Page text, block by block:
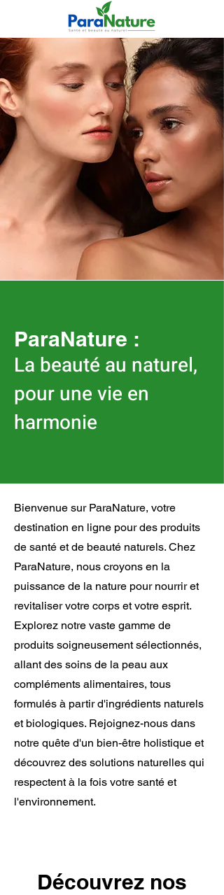
ParaNature :
La beauté au naturel,
pour une vie en
harmonie
Bienvenue sur ParaNature, votre
destination en ligne pour des produits
de santé et de beauté naturels. Chez
ParaNature, nous croyons en la
puissance de la nature pour nourrir et
revitaliser votre corps et votre esprit.
Explorez notre vaste gamme de
produits soigneusement sélectionnés,
allant des soins de la peau aux
compléments alimentaires, tous
formulés à partir d'ingrédients naturels
et biologiques. Rejoignez-nous dans
notre quête d'un bien-être holistique et
découvrez des solutions naturelles qui
respectent à la fois votre santé et
l'environnement.
Découvrez nos